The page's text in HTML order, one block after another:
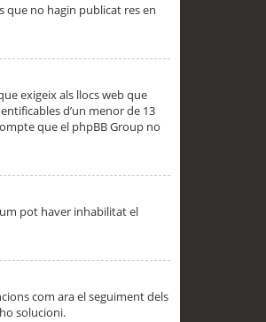
que no hagin publicat res en
exigeix als llocs web que
d’un menor de 13
que el phpBB Group no
pot haver inhabilitat el
com ara el seguiment dels
solucioni.